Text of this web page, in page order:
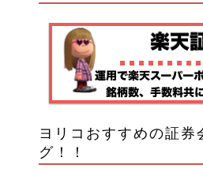
ヨリコおすすめの証券
グ！！